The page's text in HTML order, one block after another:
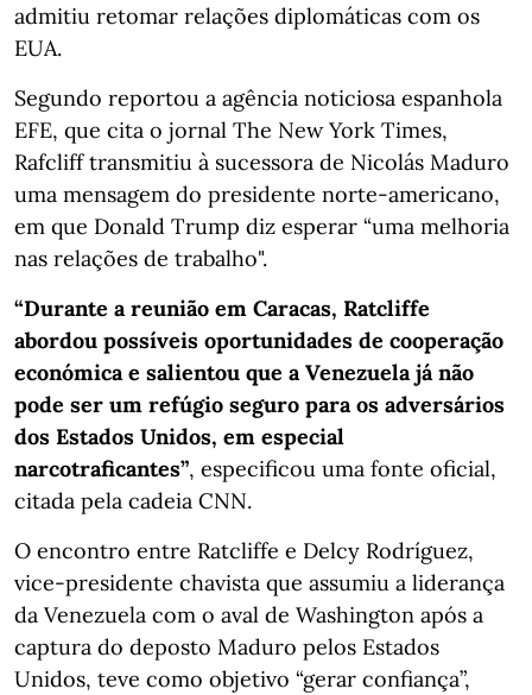
admitiu retomar relações diplomáticas com os
EUA.
Segundo reportou a agência noticiosa espanhola
EFE, que cita o jornal The New York Times,
Rafcliff transmitiu à sucessora de Nicolás Maduro
uma mensagem do presidente norte-americano,
em que Donald Trump diz esperar “uma melhoria
nas relações de trabalho".
“Durante a reunião em Caracas, Ratcliffe
abordou possíveis oportunidades de cooperação
económica e salientou que a Venezuela já não
pode ser um refúgio seguro para os adversários
dos Estados Unidos, em especial
narcotraficantes”, especificou uma fonte oficial,
citada pela cadeia CNN.
O encontro entre Ratcliffe e Delcy Rodríguez,
vice-presidente chavista que assumiu a liderança
da Venezuela com o aval de Washington após a
captura do deposto Maduro pelos Estados
Unidos, teve como objetivo “gerar confiança”,